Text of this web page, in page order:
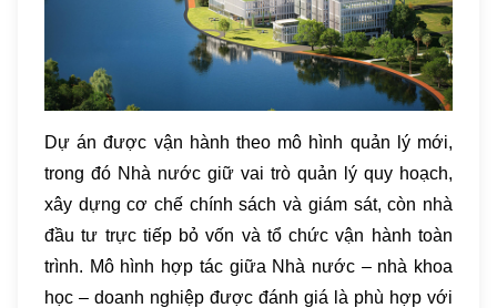
Dự án được vận hành theo mô hình quản lý mới,
trong đó Nhà nước giữ vai trò quản lý quy hoạch,
xây dựng cơ chế chính sách và giám sát, còn nhà
đầu tư trực tiếp bỏ vốn và tổ chức vận hành toàn
trình. Mô hình hợp tác giữa Nhà nước – nhà khoa
học – doanh nghiệp được đánh giá là phù hợp với